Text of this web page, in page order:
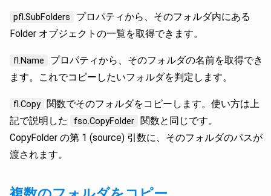
pfl.SubFolders
プロパティから、そのフォルダ内にある
Folder オブジェクトの一覧を取得できます。
fl.Name
プロパティから、そのフォルダの名前を取得でき
ます。これでコピーしたいフォルダを判定します。
fl.Copy 関数でそのフォルダをコピーします。使い方は上
記で説明した
fso.CopyFolder 関数と同じです。
CopyFolder の第 1 (source) 引数に、そのフォルダのパスが
渡されます。